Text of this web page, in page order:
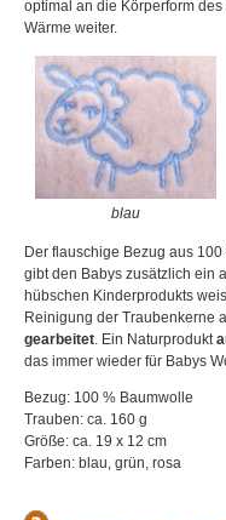
optimal an die Körperform
Wärme weiter.
blau
Der flauschige Bezug aus
gibt den Babys zusätzlich ein
hübschen Kinderprodukts
Reinigung der Traubenkerne
gearbeitet. Ein Naturprodukt
das immer wieder für Babys
Bezug: 100 % Baumwolle
Trauben: ca. 160 g
Größe: ca. 19 x 12 cm
Farben: blau, grün, rosa